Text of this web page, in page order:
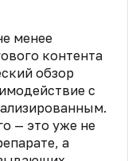
менее
контента
обзор
с
— это уже не
а